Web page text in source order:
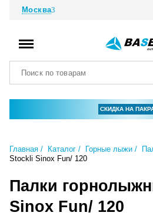
Москва
СКИДКА НА
Главная Каталог Горные лыжи
Stockli Sinox Fun/ 120
Палки
Sinox Fun/ 120